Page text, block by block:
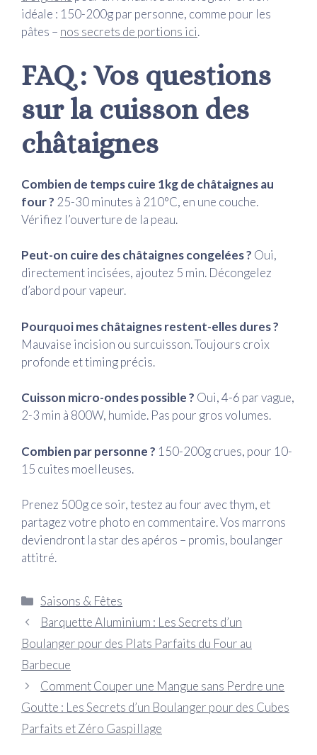
idéale : 150-200g par personne, comme pour les
pâtes – nos secrets de portions ici.
FAQ : Vos questions
sur la cuisson des
châtaignes
Combien de temps cuire 1kg de châtaignes au
four ? 25-30 minutes à 210°C, en une couche.
Vérifiez l’ouverture de la peau.
Peut-on cuire des châtaignes congelées ? Oui,
directement incisées, ajoutez 5 min. Décongelez
d’abord pour vapeur.
Pourquoi mes châtaignes restent-elles dures ?
Mauvaise incision ou surcuisson. Toujours croix
profonde et timing précis.
Cuisson micro-ondes possible ? Oui, 4-6 par vague,
2-3 min à 800W, humide. Pas pour gros volumes.
Combien par personne ? 150-200g crues, pour 10-
15 cuites moelleuses.
Prenez 500g ce soir, testez au four avec thym, et
partagez votre photo en commentaire. Vos marrons
deviendront la star des apéros – promis, boulanger
attitré.
Catégories
Saisons & Fêtes
Barquette Aluminium : Les Secrets d’un
Boulanger pour des Plats Parfaits du Four au
Barbecue
Comment Couper une Mangue sans Perdre une
Goutte : Les Secrets d’un Boulanger pour des Cubes
Parfaits et Zéro Gaspillage